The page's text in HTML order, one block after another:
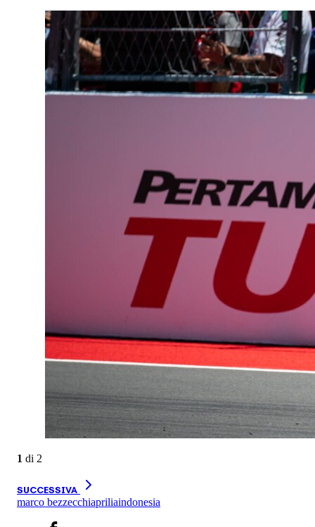
1 di 2
SUCCESSIVA
marco bezzecchiapriliaindonesia